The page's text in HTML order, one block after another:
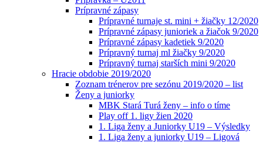
Prípravné zápasy
Prípravné turnaje st. mini + žiačky 12/2020
Prípravné zápasy junioriek a žiačok 9/2020
Prípravné zápasy kadetiek 9/2020
Prípravný turnaj ml žiačky 9/2020
Prípravný turnaj starších mini 9/2020
Hracie obdobie 2019/2020
Zoznam trénerov pre sezónu 2019/2020 – list
Ženy a juniorky
MBK Stará Turá ženy – info o tíme
Play off 1. ligy žien 2020
1. Liga ženy a Juniorky U19 – Výsledky
1. Liga ženy a juniorky U19 – Ligová